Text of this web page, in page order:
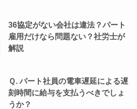
36協定がない会社は違法？パート
雇用だけなら問題ない？社労士が
解説
Ｑ. パート社員の電車遅延による遅
刻時間に給与を支払うべきでしょ
うか？